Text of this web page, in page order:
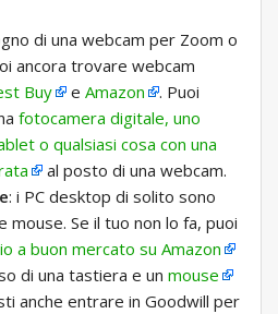
di una webcam per Zoom o
ancora trovare webcam
Buy e Amazon
. Puoi
fotocamera digitale, uno
o qualsiasi cosa con una
al posto di una webcam.
: i PC desktop di solito sono
Se il tuo non lo fa, puoi
a buon mercato su Amazon
di una tastiera e un mouse
anche entrare in Goodwill per